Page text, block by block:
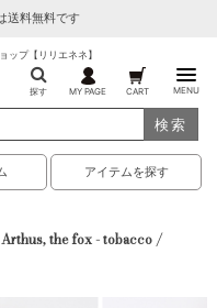
送料無料です
ップ【リリエネネ】
探す MY PAGE CART MENU
検索
アイテムを探す
the fox - tobacco /